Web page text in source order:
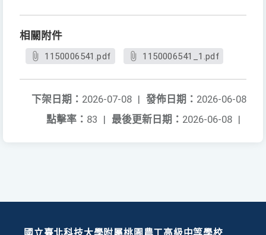
相關附件
1150006541.pdf 1150006541_1.pdf
發佈日期： 2026-06-08
下架日期： 2026-07-08 |
最後更新日期： 2026-06-08 |
點擊率： 83 |